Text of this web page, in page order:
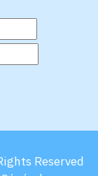
Reserved